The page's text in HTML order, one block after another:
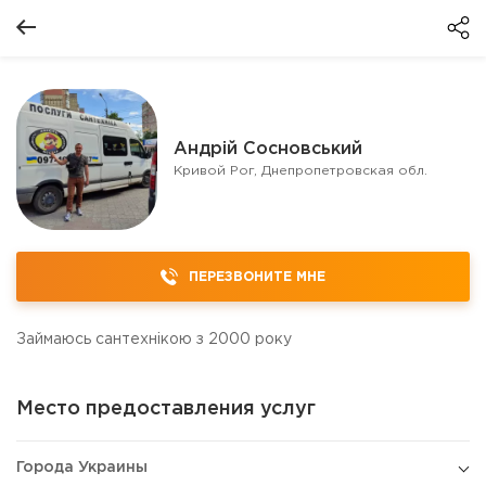
Андрій Сосновський
Кривой Рог, Днепропетровская обл.
ПЕРЕЗВОНИТЕ МНЕ
Займаюсь сантехнікою з 2000 року
Место предоставления услуг
Города Украины